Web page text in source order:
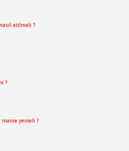
atılmalı ?
?
mama yemeli ?